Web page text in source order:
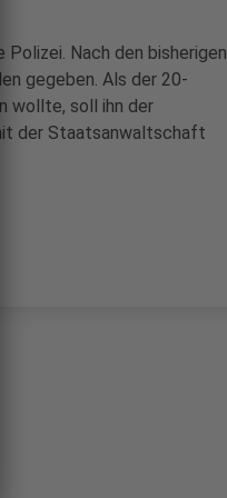
Nach den bisherigen
gegeben. Als der 20-
wollte, soll ihn der
der Staatsanwaltschaft